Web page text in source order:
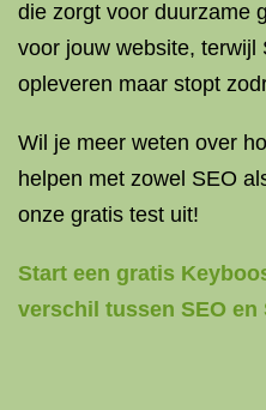
die zorgt voor duurzame
voor jouw website, terwijl
opleveren maar stopt
Wil je meer weten over
helpen met zowel SEO
onze gratis test uit!
Start een gratis
verschil tussen SEO en